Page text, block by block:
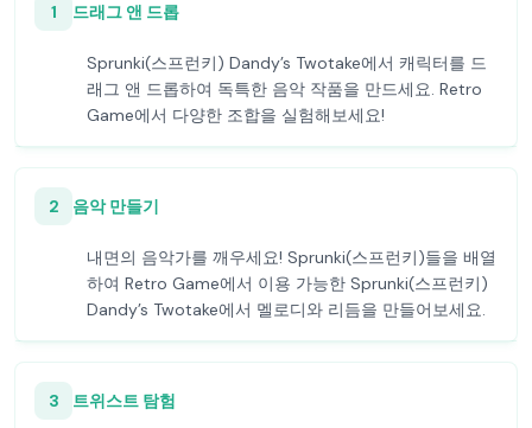
1 드래그 앤 드롭
Sprunki(스프런키) Dandy’s Twotake에서 캐릭터를 드
래그 앤 드롭하여 독특한 음악 작품을 만드세요. Retro
Game에서 다양한 조합을 실험해보세요!
2 음악 만들기
내면의 음악가를 깨우세요! Sprunki(스프런키)들을 배열
하여 Retro Game에서 이용 가능한 Sprunki(스프런키)
Dandy’s Twotake에서 멜로디와 리듬을 만들어보세요.
3 트위스트 탐험